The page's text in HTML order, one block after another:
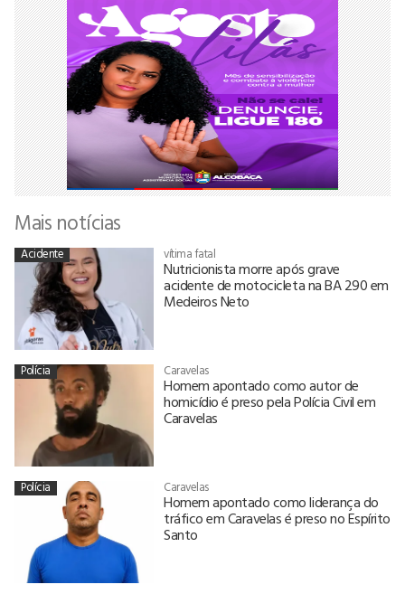
Mais notícias
Acidente vítima fatal
Nutricionista morre após grave
acidente de motocicleta na BA 290 em
Medeiros Neto
Polícia Caravelas
Homem apontado como autor de
homicídio é preso pela Polícia Civil em
Caravelas
Polícia Caravelas
Homem apontado como liderança do
tráfico em Caravelas é preso no Espírito
Santo